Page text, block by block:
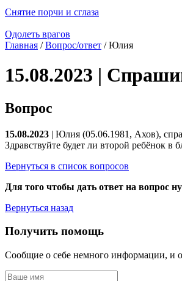
Снятие порчи и сглаза
Одолеть врагов
Главная /Вопрос/ответ / Юлия
15.08.2023 |
Вопрос
15.08.2023 | Юлия (05.06.1981, Ахов),
Здравствуйте будет ли второй ребёнок в
Вернуться в список вопросов
Для того чтобы дать ответ на вопрос
Вернуться назад
Получить помощь
Сообщие о себе немного информации, и